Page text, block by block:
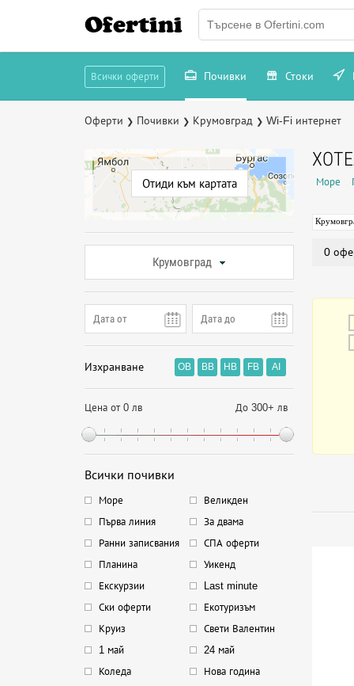
Ofertini
Всички оферти Почивки Стоки
Оферти ❯ Почивки ❯ Крумовград ❯ Wi-Fi интернет
Отиди към картата
Крумовград
Изхранване OB BB HB FB AI
Цена от 0 лв До 300+ лв
Всички почивки
Море
Великден
Първа линия
За двама
Ранни записвания
СПА оферти
Планина
Уикенд
Екскурзии
Last minute
Ски оферти
Екотуризъм
Круиз
Свети Валентин
1 май
24 май
Коледа
Нова година
Море
0